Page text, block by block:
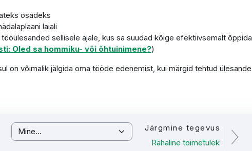
osadeks
laiali
sellisele ajale, kus sa suudad kõige efektiivsemalt õppida
Oled sa hommiku- või õhtuinimene?)
on võimalik jälgida oma tööde edenemist, kui märgid tehtud ülesande
Mine...
Järgmine tegevus
Rahaline toimetulek